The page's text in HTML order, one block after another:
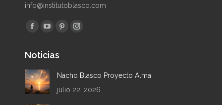
info@institutoblasco.com
Encuéntranos en:
Facebook
opens
in
new
window
YouTube
opens
in
new
window
Pinterest
window
Instagram
window
Noticias
Nacho Blasco Proyecto Alma
julio 22, 2026